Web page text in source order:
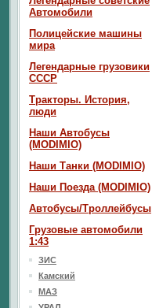
Автомобили
Полицейские машины
мира
Легендарные грузовики
СССР
Тракторы. История,
люди
Наши Автобусы
(MODIMIO)
Наши Танки (MODIMIO)
Наши Поезда (MODIMIO)
Автобусы/Троллейбусы
Грузовые автомобили
1:43
ЗИС
Камский
МАЗ